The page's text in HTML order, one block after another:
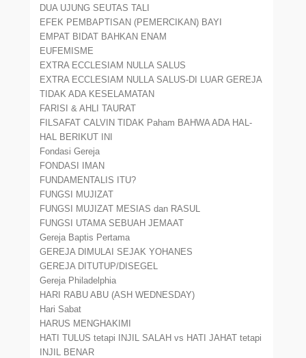
DUA UJUNG SEUTAS TALI
EFEK PEMBAPTISAN (PEMERCIKAN) BAYI
EMPAT BIDAT BAHKAN ENAM
EUFEMISME
EXTRA ECCLESIAM NULLA SALUS
EXTRA ECCLESIAM NULLA SALUS-DI LUAR GEREJA
TIDAK ADA KESELAMATAN
FARISI & AHLI TAURAT
FILSAFAT CALVIN TIDAK Paham BAHWA ADA HAL-
HAL BERIKUT INI
Fondasi Gereja
FONDASI IMAN
FUNDAMENTALIS ITU?
FUNGSI MUJIZAT
FUNGSI MUJIZAT MESIAS dan RASUL
FUNGSI UTAMA SEBUAH JEMAAT
Gereja Baptis Pertama
GEREJA DIMULAI SEJAK YOHANES
GEREJA DITUTUP/DISEGEL
Gereja Philadelphia
HARI RABU ABU (ASH WEDNESDAY)
Hari Sabat
HARUS MENGHAKIMI
HATI TULUS tetapi INJIL SALAH vs HATI JAHAT tetapi
INJIL BENAR